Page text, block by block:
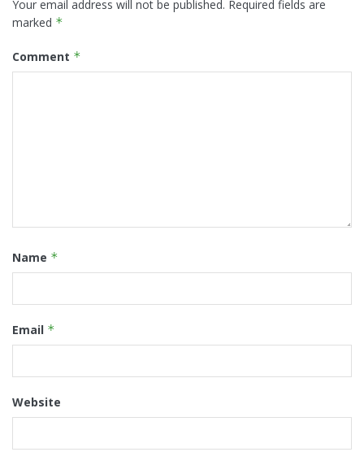
Your email address will not be published. Required fields are
marked *
Comment *
Name *
Email *
Website